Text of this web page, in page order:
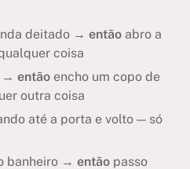
deitado → então abro a
coisa
→ então encho um copo de
outra coisa
até a porta e volto — só
banheiro → então passo